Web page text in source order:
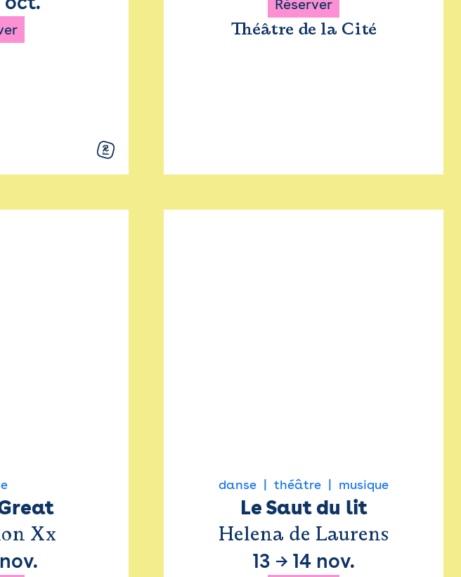
Réserver
Théâtre de la Cité
Xx
nov.
danse théâtre musique
Le Saut du lit
Helena de Laurens
13 → 14 nov.